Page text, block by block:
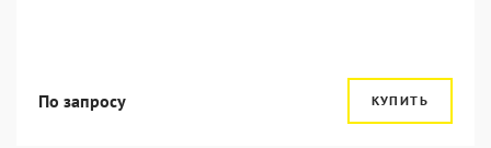
По запросу КУПИТЬ